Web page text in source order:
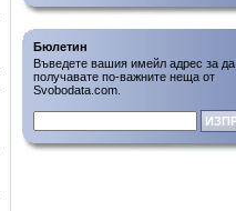
Бюлетин
Въведете вашия имейл адрес за да
получавате по-важните неща от
Svobodata.com.